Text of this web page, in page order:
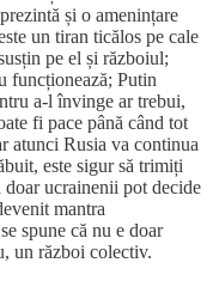
și o amenințare
un tiran ticălos pe cale
pe el și războiul;
funcționează; Putin
a-l învinge ar trebui,
fi pace până când tot
atunci Rusia va continua
este sigur să trimiți
ucrainenii pot decide
mantra
spune că nu e doar
un război colectiv.